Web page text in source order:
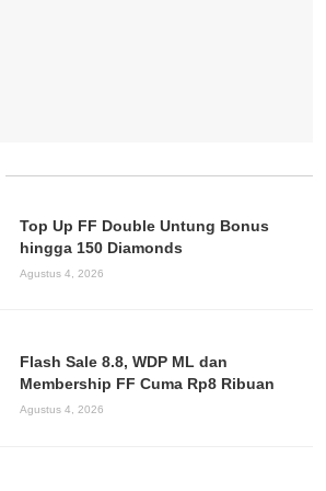
Top Up FF Double Untung Bonus
hingga 150 Diamonds
Agustus 4, 2026
Flash Sale 8.8, WDP ML dan
Membership FF Cuma Rp8 Ribuan
Agustus 4, 2026